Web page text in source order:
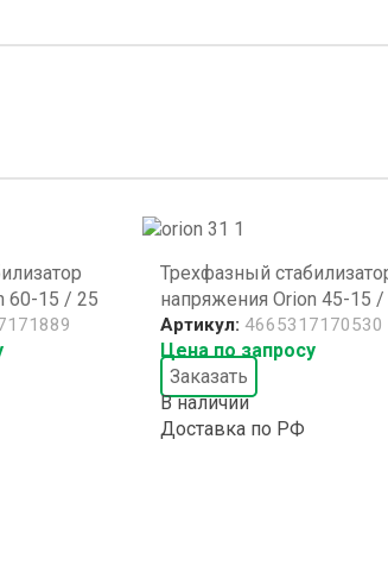
60-15 / 25
Трехфазный
напряжения Orion 45-15 /
Артикул: 4665317170530
Цена по запросу
Заказать
В наличии
Доставка по РФ